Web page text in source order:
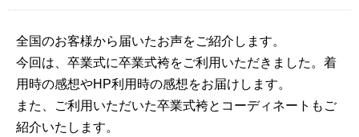
全国のお客様から届いたお声をご紹介します。
今回は、卒業式に卒業式袴をご利用いただきました。着
用時の感想やHP利用時の感想をお届けします。
また、ご利用いただいた卒業式袴とコーディネートもご
紹介いたします。